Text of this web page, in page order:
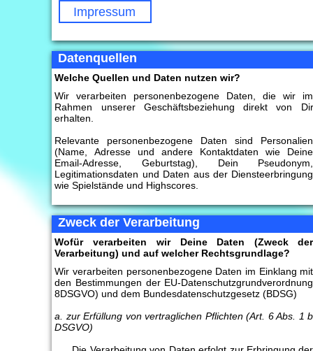
Impressum
Datenquellen
Welche Quellen und Daten nutzen wir?
Wir verarbeiten personenbezogene Daten, die wir im
Rahmen unserer Geschäftsbeziehung direkt von Dir
erhalten.
Relevante personenbezogene Daten sind Personalien
(Name, Adresse und andere Kontaktdaten wie Deine
Email-Adresse, Geburtstag), Dein Pseudonym,
Legitimationsdaten und Daten aus der Diensteerbringung
wie Spielstände und Highscores.
Zweck der Verarbeitung
Wofür verarbeiten wir Deine Daten (Zweck der
Verarbeitung) und auf welcher Rechtsgrundlage?
Wir verarbeiten personenbezogene Daten im Einklang mit
den Bestimmungen der EU-Datenschutzgrundverordnung
8DSGVO) und dem Bundesdatenschutzgesetz (BDSG)
a. zur Erfüllung von vertraglichen Pflichten (Art. 6 Abs. 1 b
DSGVO)